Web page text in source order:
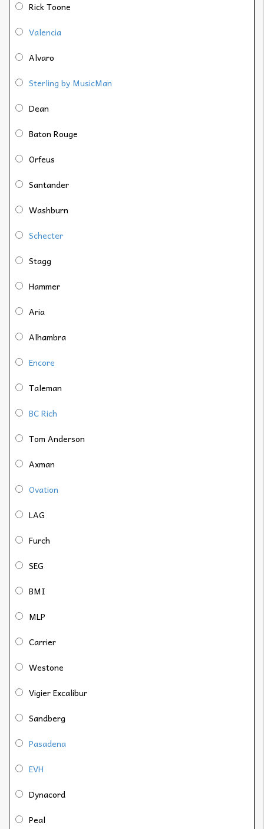
Rick Toone
Valencia
Alvaro
Sterling by MusicMan
Dean
Baton Rouge
Orfeus
Santander
Washburn
Schecter
Stagg
Hammer
Aria
Alhambra
Encore
Taleman
BC Rich
Tom Anderson
Axman
Ovation
LAG
Furch
SEG
BMI
MLP
Carrier
Westone
Vigier Excalibur
Sandberg
Pasadena
EVH
Dynacord
Peal